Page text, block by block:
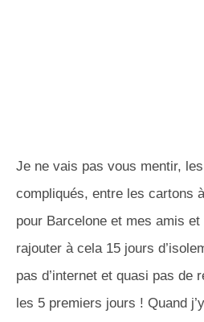
Je ne vais pas vous mentir,
compliqués, entre les cartons
pour Barcelone et mes amis
rajouter à cela 15 jours
pas d’internet et quasi pas de
les 5 premiers jours ! Quand